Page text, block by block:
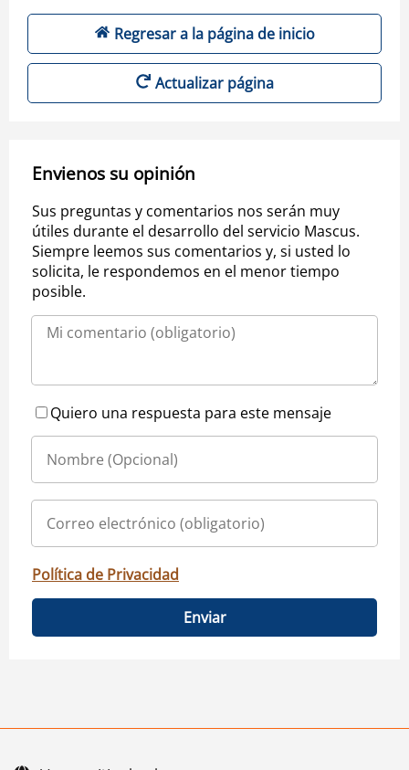
Regresar a la página de inicio
Actualizar página
Envienos su opinión
Sus preguntas y comentarios nos serán muy
útiles durante el desarrollo del servicio Mascus.
Siempre leemos sus comentarios y, si usted lo
solicita, le respondemos en el menor tiempo
posible.
Quiero una respuesta para este mensaje
Política de Privacidad
Enviar